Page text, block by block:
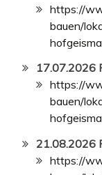
https://
bauen/
17.07.2026
https://
bauen/
21.08.2026
https://